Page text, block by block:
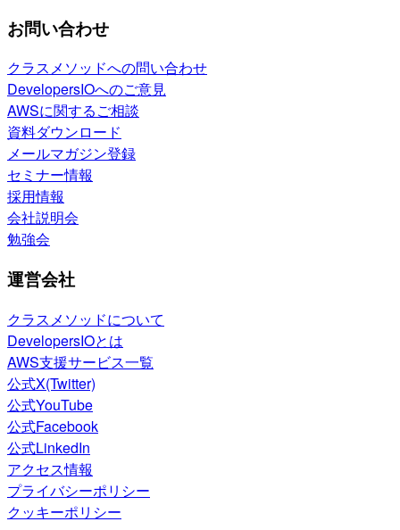
お問い合わせ
クラスメソッドへの問い合わせ
DevelopersIOへのご意見
AWSに関するご相談
資料ダウンロード
メールマガジン登録
セミナー情報
採用情報
会社説明会
勉強会
運営会社
クラスメソッドについて
DevelopersIOとは
AWS支援サービス一覧
公式X(Twitter)
公式YouTube
公式Facebook
公式LinkedIn
アクセス情報
プライバシーポリシー
クッキーポリシー